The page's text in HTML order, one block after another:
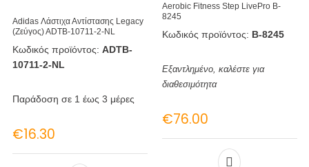
Adidas Λάστιχα Αντίστασης Legacy
(Ζεύγος) ADTB-10711-2-NL
Κωδικός προϊόντος: ADTB-
10711-2-NL
Παράδοση σε 1 έως 3 μέρες
€16.30
Aerobic Fitness Step LivePro B-
8245
Κωδικός προϊόντος: B-8245
Εξαντλημένο, καλέστε για
διαθεσιμότητα
€76.00